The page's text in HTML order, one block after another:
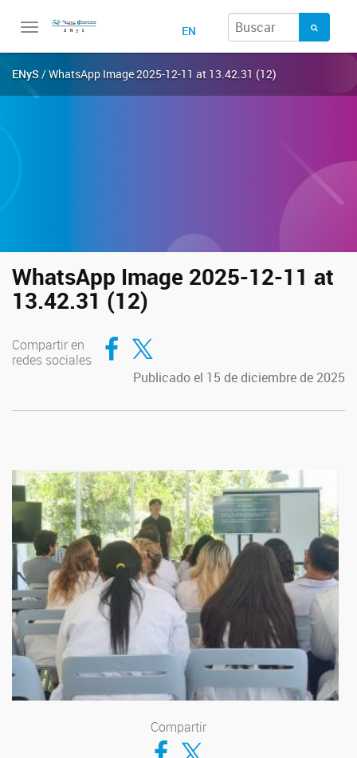
Toggle
EN
ENyS / WhatsApp Image 2025-12-11 at 13.42.31 (12)
WhatsApp Image 2025-12-11 at
13.42.31 (12)
Compartir en
redes sociales
Compartir en Facebook
Compartir en Twitter
Publicado el 15 de diciembre de 2025
Compartir
Compartir en Facebook
Compartir en Twitter